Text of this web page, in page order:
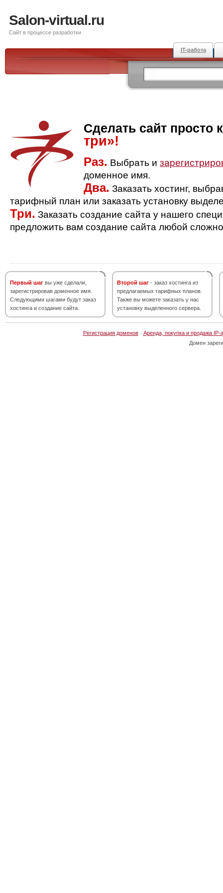
Salon-virtual.ru
Сайт в процессе разработки
IT-работа
Сделать сайт просто
три»!
Раз. Выбрать и
доменное имя.
Два. Заказать хостинг,
тарифный план или заказать установку
Три. Заказать создание сайта у нашего
предложить вам создание сайта любой
Первый шаг вы уже сделали,
зарегистрировав доменное имя.
Следующими шагами будут заказ
хостинга и создание сайта.
Второй шаг - заказ хостинга из
предлагаемых тарифных планов.
Также вы можете заказать у нас
установку выделенного сервера.
Регистрация доменов· Аренда, покупка и продажа IP-
Домен